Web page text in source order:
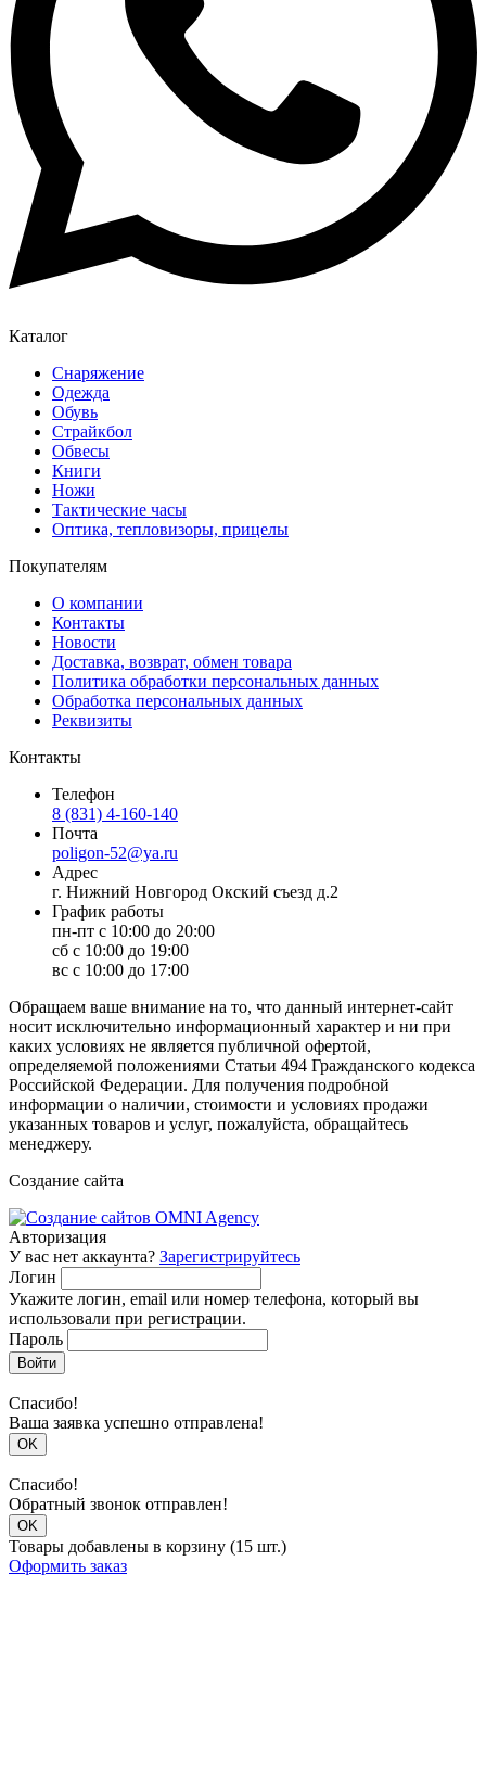
Каталог
Снаряжение
Одежда
Обувь
Страйкбол
Обвесы
Книги
Ножи
Тактические часы
Оптика, тепловизоры, прицелы
Покупателям
О компании
Контакты
Новости
Доставка, возврат, обмен товара
Политика обработки персональных данных
Обработка персональных данных
Реквизиты
Контакты
Телефон
8 (831) 4-160-140
Почта
poligon-52@ya.ru
Адрес
г. Нижний Новгород Окский съезд д.2
График работы
пн-пт с 10:00 до 20:00
сб с 10:00 до 19:00
вс с 10:00 до 17:00
Обращаем ваше внимание на то, что данный интернет-сайт
носит исключительно информационный характер и ни при
каких условиях не является публичной офертой,
определяемой положениями Статьи 494 Гражданского кодекса
Российской Федерации. Для получения подробной
информации о наличии, стоимости и условиях продажи
указанных товаров и услуг, пожалуйста, обращайтесь
менеджеру.
Создание сайта
Авторизация
У вас нет аккаунта? Зарегистрируйтесь
Логин
Укажите логин, email или номер телефона, который вы
использовали при регистрации.
Пароль
Войти
Спасибо!
Ваша заявка успешно отправлена!
OK
Спасибо!
Обратный звонок отправлен!
OK
Товары добавлены в корзину (15 шт.)
Оформить заказ